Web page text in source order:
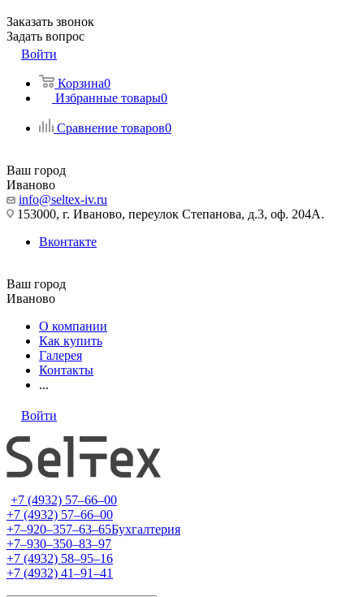
Заказать звонок
Задать вопрос
Войти
Корзина0
Избранные товары0
Сравнение товаров0
Ваш город
Иваново
info@seltex-iv.ru
153000, г. Иваново, переулок Степанова, д.3, оф. 204А.
Вконтакте
Ваш город
Иваново
О компании
Как купить
Галерея
Контакты
...
Войти
+7 (4932) 57‒66‒00
+7 (4932) 57‒66‒00
+7‒920‒357‒63‒65Бухгалтерия
+7‒930‒350‒83‒97
+7 (4932) 58‒95‒16
+7 (4932) 41‒91‒41